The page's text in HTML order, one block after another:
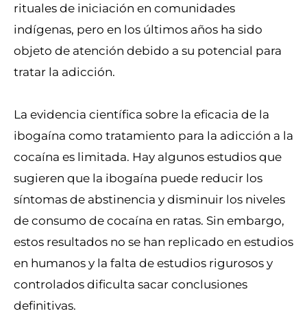
rituales de iniciación en comunidades
indígenas, pero en los últimos años ha sido
objeto de atención debido a su potencial para
tratar la adicción.
La evidencia científica sobre la eficacia de la
ibogaína como tratamiento para la adicción a la
cocaína es limitada. Hay algunos estudios que
sugieren que la ibogaína puede reducir los
síntomas de abstinencia y disminuir los niveles
de consumo de cocaína en ratas. Sin embargo,
estos resultados no se han replicado en estudios
en humanos y la falta de estudios rigurosos y
controlados dificulta sacar conclusiones
definitivas.